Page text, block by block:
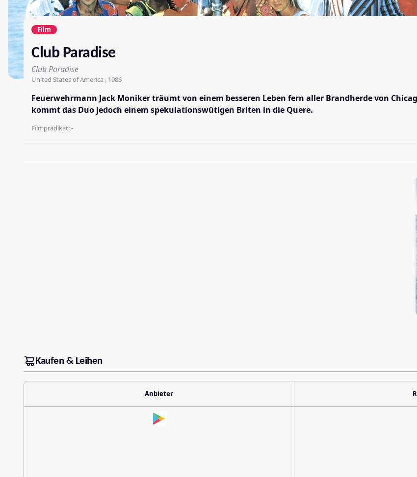
Film
Club Paradise
Club Paradise
United States of America , 1986
Feuerwehrmann Jack Moniker träumt von einem besseren Leben fern aller Brandherde von
kommt das Duo jedoch einem spekulationswütigen Briten in die Quere.
Filmprädikat:-
Kaufen & Leihen
Anbieter